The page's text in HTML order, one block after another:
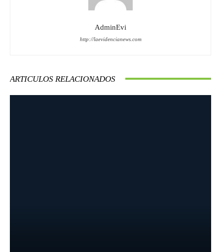
AdminEvi
http://laevidencianews.com
ARTICULOS RELACIONADOS